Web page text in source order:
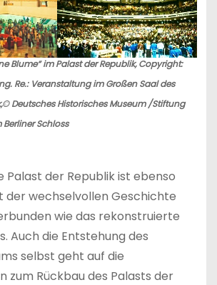
Blume“ im Palast der Republik, Copyright:
Re.: Veranstaltung im Großen Saal des
Deutsches Historisches Museum /Stiftung
Schloss
Palast der Republik ist ebenso
wechselvollen Geschichte
wie das rekonstruierte
Auch die Entstehung des
selbst geht auf die
zum Rückbau des Palasts der